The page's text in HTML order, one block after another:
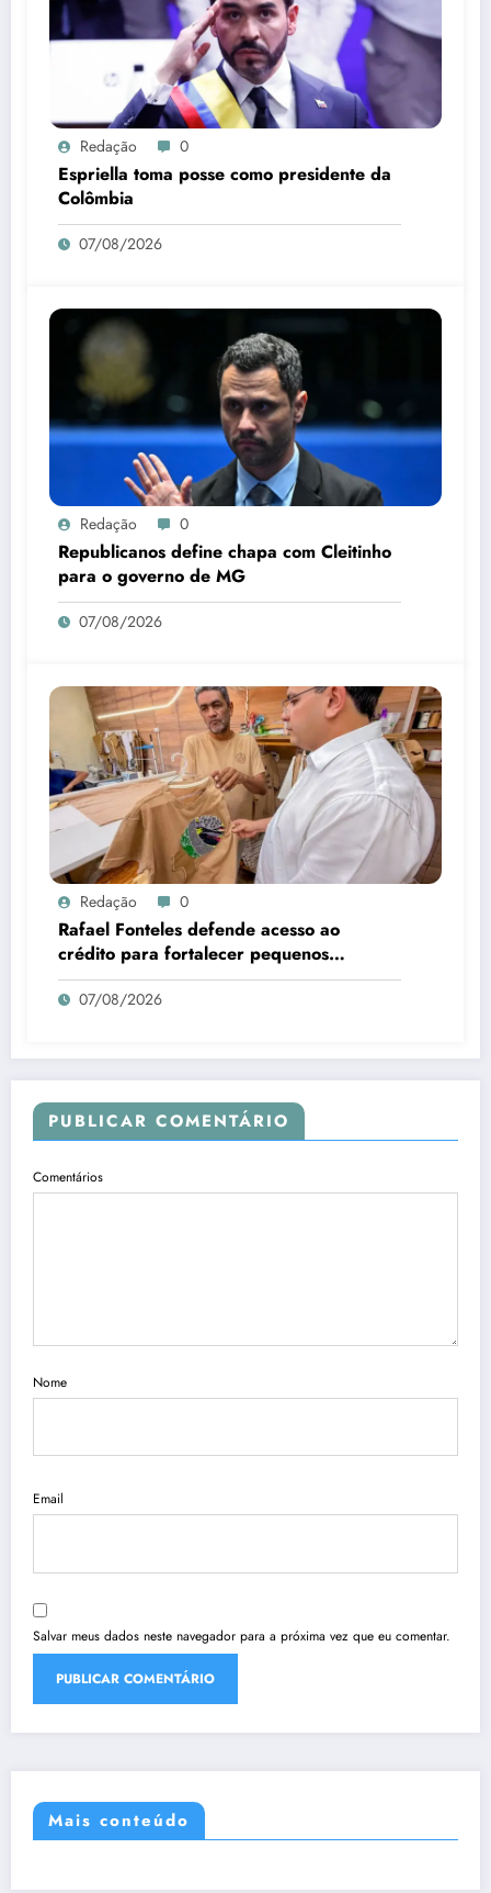
Redação 0
Espriella toma posse como presidente da
Colômbia
07/08/2026
Redação 0
Republicanos define chapa com Cleitinho
para o governo de MG
07/08/2026
Redação 0
Rafael Fonteles defende acesso ao
crédito para fortalecer pequenos
negócios no Piauí
07/08/2026
PUBLICAR COMENTÁRIO
Comentários
Nome
Email
Salvar meus dados neste navegador para a próxima vez que eu comentar.
Mais conteúdo